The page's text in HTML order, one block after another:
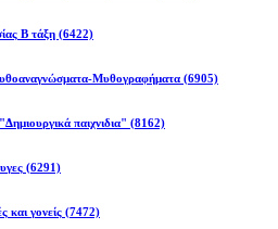
Β τάξη (6422)
Μυθογραφήματα (6905)
παιχνιδια" (8162)
(6291)
και γονείς (7472)